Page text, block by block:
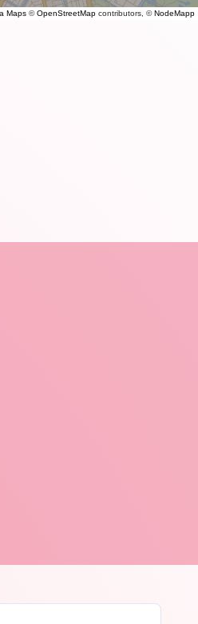
Maps ©OpenStreetMap contributors, ©NodeMapp